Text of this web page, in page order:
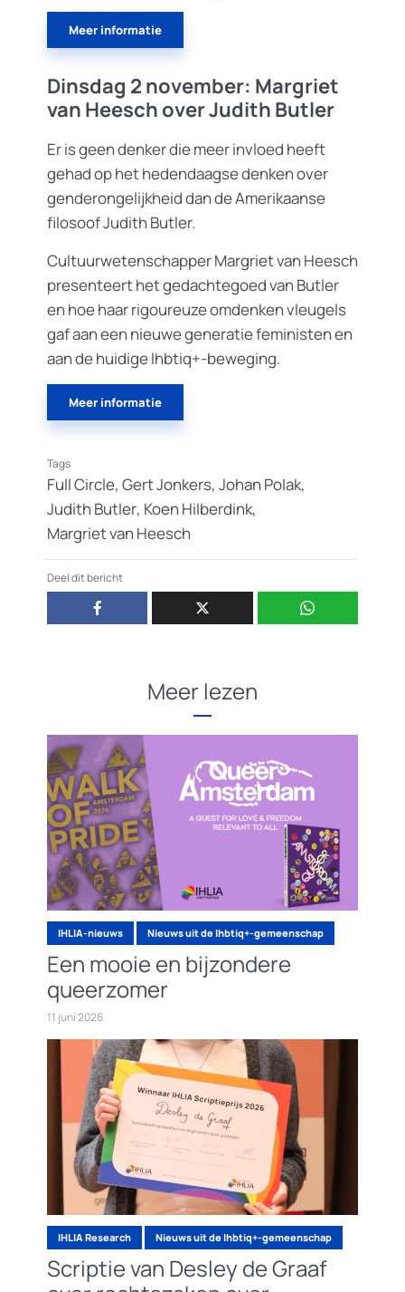
Meer informatie
Dinsdag 2 november: Margriet
van Heesch over Judith Butler
Er is geen denker die meer invloed heeft
gehad op het hedendaagse denken over
genderongelijkheid dan de Amerikaanse
filosoof Judith Butler.
Cultuurwetenschapper Margriet van Heesch
presenteert het gedachtegoed van Butler
en hoe haar rigoureuze omdenken vleugels
gaf aan een nieuwe generatie feministen en
aan de huidige lhbtiq+-beweging.
Meer informatie
Tags
Full Circle, Gert Jonkers, Johan Polak,
Judith Butler, Koen Hilberdink,
Margriet van Heesch
Deel dit bericht
Meer lezen
IHLIA-nieuws Nieuws uit de lhbtiq+-gemeenschap
Een mooie en bijzondere
queerzomer
11 juni 2026
IHLIA Research Nieuws uit de lhbtiq+-gemeenschap
Scriptie van Desley de Graaf